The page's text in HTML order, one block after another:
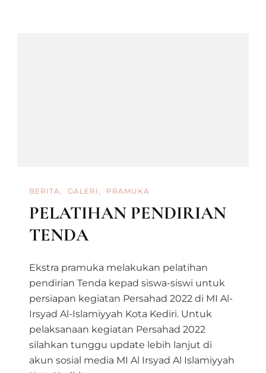
BERITA GALERI PRAMUKA
PELATIHAN PENDIRIAN
TENDA
Ekstra pramuka melakukan pelatihan
pendirian Tenda kepad siswa-siswi untuk
persiapan kegiatan Persahad 2022 di MI Al-
Irsyad Al-Islamiyyah Kota Kediri. Untuk
pelaksanaan kegiatan Persahad 2022
silahkan tunggu update lebih lanjut di
akun sosial media MI Al Irsyad Al Islamiyyah